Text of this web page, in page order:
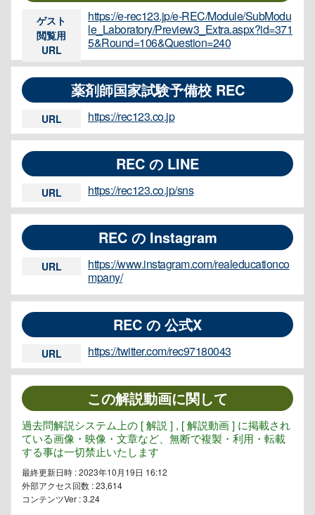
ゲスト
閲覧用
URL
https://e-rec123.jp/e-REC/Module/SubModu
le_Laboratory/Preview3_Extra.aspx?id=371
5&Round=106&Question=240
薬剤師国家試験予備校 REC
URL https://rec123.co.jp
REC の LINE
URL https://rec123.co.jp/sns
REC の Instagram
URL
https://www.instagram.com/realeducationco
mpany/
REC の 公式X
URL https://twitter.com/rec97180043
この解説動画に関して
過去問解説システム上の [ 解説 ] , [ 解説動画 ] に掲載され
ている画像・映像・文章など、無断で複製・利用・転載
する事は一切禁止いたします
最終更新日時 : 2023年10月19日 16:12
外部アクセス回数 :23,614
コンテンツVer : 3.24